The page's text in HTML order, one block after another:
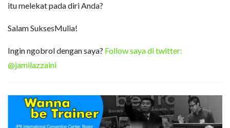
itu melekat pada diri Anda?
Salam SuksesMulia!
Ingin ngobrol dengan saya? Follow saya di twitter:
@jamilazzaini